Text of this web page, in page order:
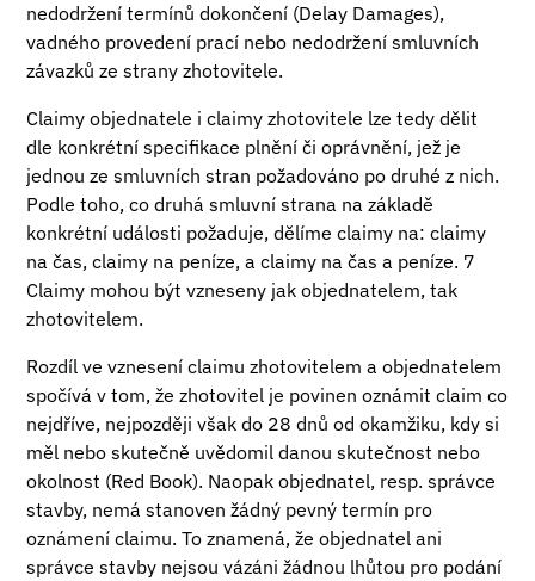
nedodržení termínů dokončení (Delay Damages),
vadného provedení prací nebo nedodržení smluvních
závazků ze strany zhotovitele.
Claimy objednatele i claimy zhotovitele lze tedy dělit
dle konkrétní specifikace plnění či oprávnění, jež je
jednou ze smluvních stran požadováno po druhé z nich.
Podle toho, co druhá smluvní strana na základě
konkrétní události požaduje, dělíme claimy na: claimy
na čas, claimy na peníze, a claimy na čas a peníze. 7
Claimy mohou být vzneseny jak objednatelem, tak
zhotovitelem.
Rozdíl ve vznesení claimu zhotovitelem a objednatelem
spočívá v tom, že zhotovitel je povinen oznámit claim co
nejdříve, nejpozději však do 28 dnů od okamžiku, kdy si
měl nebo skutečně uvědomil danou skutečnost nebo
okolnost (Red Book). Naopak objednatel, resp. správce
stavby, nemá stanoven žádný pevný termín pro
oznámení claimu. To znamená, že objednatel ani
správce stavby nejsou vázáni žádnou lhůtou pro podání